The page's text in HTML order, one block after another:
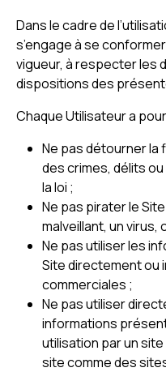
Dans le cadre de
s’engage à se
vigueur, à respecter les
dispositions des
Chaque Utilisateur a
Ne pas détourner la
des crimes, délits
la loi ;
Ne pas pirater le
malveillant, un virus,
Ne pas utiliser les
Site directement ou
commerciales ;
Ne pas utiliser
informations
utilisation par un
site comme des